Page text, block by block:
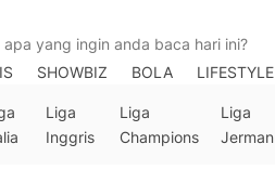
SHOWBIZ BOLA LIFESTYLE
Liga
Inggris
Liga
Champions
Liga
Jerman